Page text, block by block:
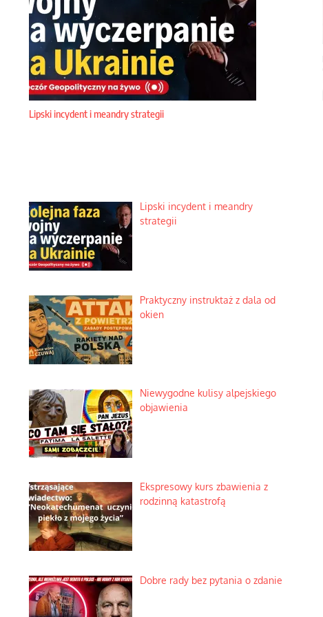
Lipski incydent i meandry strategii
Lipski incydent i meandry
strategii
Praktyczny instruktaż z dala od
okien
Niewygodne kulisy alpejskiego
objawienia
Ekspresowy kurs zbawienia z
rodzinną katastrofą
Dobre rady bez pytania o zdanie